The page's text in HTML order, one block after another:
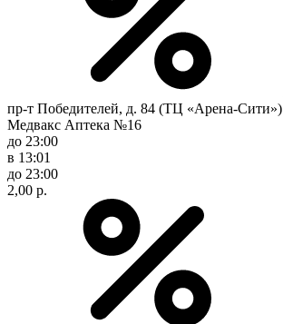
пр-т Победителей, д. 84 (ТЦ «Арена-Сити»)
Медвакс Аптека №16
до 23:00
в 13:01
до 23:00
2,00 р.